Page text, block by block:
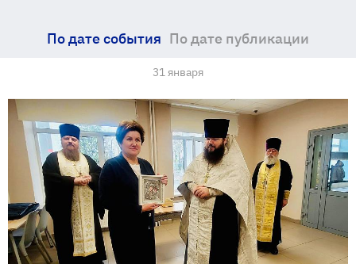
По дате события По дате публикации
31 января